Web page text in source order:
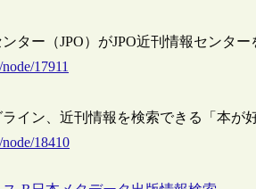
ター（JPO）がJPO近刊情報センター
17911
イン、近刊情報を検索できる「本
18410